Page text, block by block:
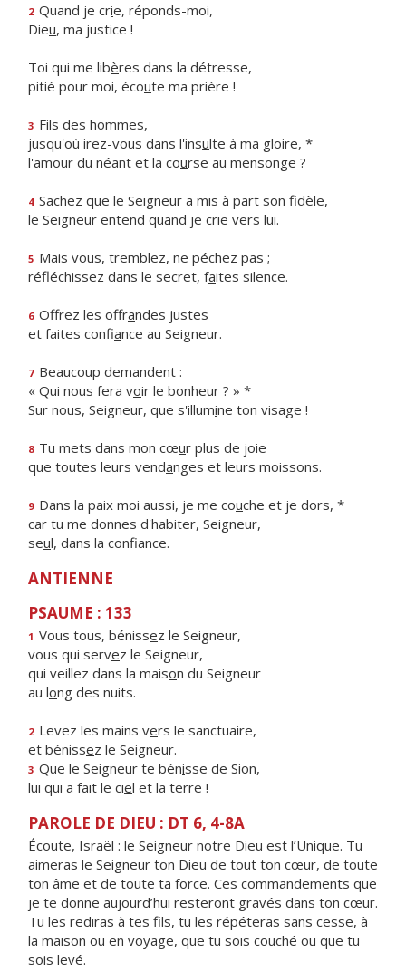
2 Quand je crie, réponds-moi,
Dieu, ma justice !
Toi qui me libères dans la détresse,
pitié pour moi, écoute ma prière !
3 Fils des hommes,
jusqu'où irez-vous dans l'insulte à ma gloire, *
l'amour du néant et la course au mensonge ?
4 Sachez que le Seigneur a mis à part son fidèle,
le Seigneur entend quand je crie vers lui.
5 Mais vous, tremblez, ne péchez pas ;
réfléchissez dans le secret, faites silence.
6 Offrez les offrandes justes
et faites confiance au Seigneur.
7 Beaucoup demandent :
« Qui nous fera voir le bonheur ? » *
Sur nous, Seigneur, que s'illumine ton visage !
8 Tu mets dans mon cœur plus de joie
que toutes leurs vendanges et leurs moissons.
9 Dans la paix moi aussi, je me couche et je dors, *
car tu me donnes d'habiter, Seigneur,
seul, dans la confiance.
ANTIENNE
PSAUME : 133
1 Vous tous, bénissez le Seigneur,
vous qui servez le Seigneur,
qui veillez dans la maison du Seigneur
au long des nuits.
2 Levez les mains vers le sanctuaire,
et bénissez le Seigneur.
3 Que le Seigneur te bénisse de Sion,
lui qui a fait le ciel et la terre !
PAROLE DE DIEU : DT 6, 4-8A
Écoute, Israël : le Seigneur notre Dieu est l’Unique. Tu
aimeras le Seigneur ton Dieu de tout ton cœur, de toute
ton âme et de toute ta force. Ces commandements que
je te donne aujourd’hui resteront gravés dans ton cœur.
Tu les rediras à tes fils, tu les répéteras sans cesse, à
la maison ou en voyage, que tu sois couché ou que tu
sois levé.